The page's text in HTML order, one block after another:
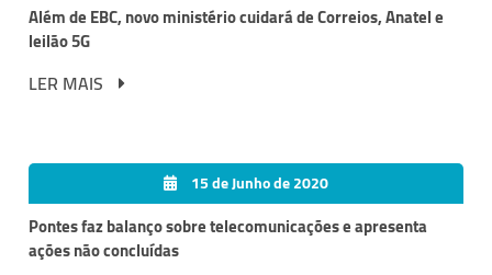
Além de EBC, novo ministério cuidará de Correios, Anatel e
leilão 5G
LER MAIS
15 de Junho de 2020
Pontes faz balanço sobre telecomunicações e apresenta
ações não concluídas